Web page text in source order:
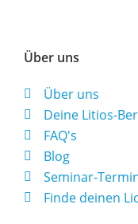
Über uns
Über uns
Deine Litios-
FAQ's
Blog
Seminar-
Finde deinen